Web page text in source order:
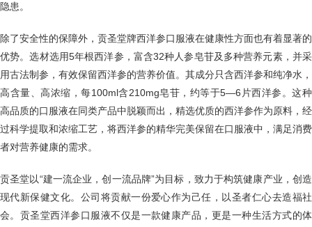
隐患。
除了安全性的保障外，贡圣堂牌西洋参口服液在健康性方面也有着显著的
优势。选材选用5年根西洋参，富含32种人参皂苷及多种营养元素，并采
用古法制参，有效保留西洋参的营养价值。其成分只含西洋参和纯净水，
高含量、高浓缩，每100ml含210mg皂苷，约等于5—6片西洋参。这种
高品质的口服液在同类产品中脱颖而出，精选优质的西洋参作为原料，经
过科学提取和浓缩工艺，将西洋参的精华完美保留在口服液中，满足消费
者对营养健康的需求。
贡圣堂以“建一流企业，创一流品牌”为目标，致力于构筑健康产业，创造
现代新保健文化。公司将贡献一份爱心作为己任，以圣者仁心去造福社
会。贡圣堂西洋参口服液不仅是一款健康产品，更是一种生活方式的体